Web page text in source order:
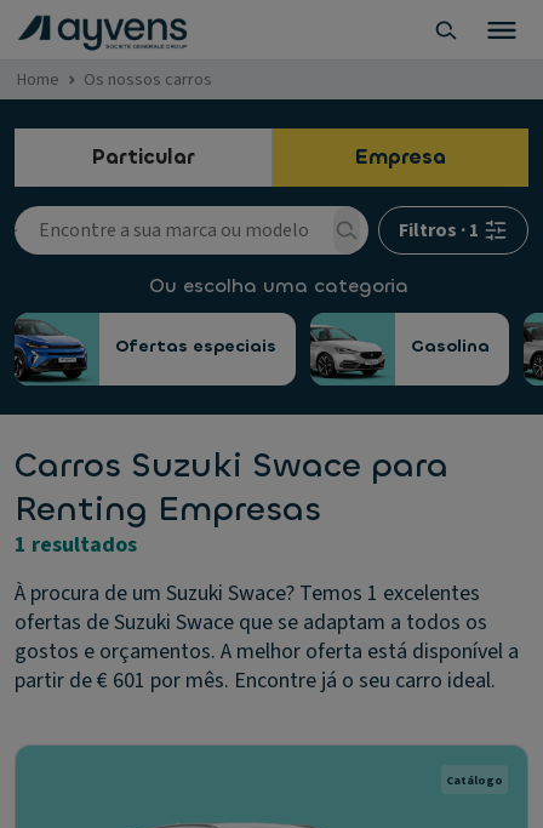
Home Os nossos carros
Particular Empresa
Filtros ·1
Ou escolha uma categoria
Ofertas especiais Gasolina
Carros Suzuki Swace para
Renting Empresas
1 resultados
À procura de um Suzuki Swace? Temos 1 excelentes
ofertas de Suzuki Swace que se adaptam a todos os
gostos e orçamentos. A melhor oferta está disponível a
partir de € 601 por mês. Encontre já o seu carro ideal.
Catálogo